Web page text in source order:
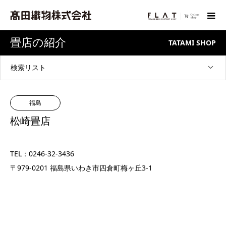
畳店の紹介 TATAMI SHOP
検索リスト
福島
松崎畳店
TEL：0246-32-3436
〒979-0201 福島県いわき市四倉町梅ヶ丘3-1